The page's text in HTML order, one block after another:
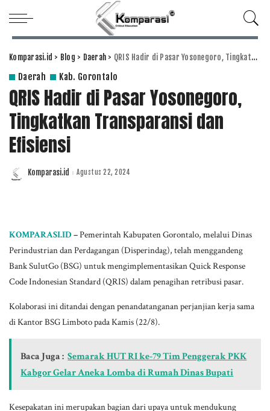
Komparasi.id > Blog > Daerah > QRIS Hadir di Pasar Yosonegoro, Tingkatkan Transparansi dan Efisiensi
Daerah Kab. Gorontalo
QRIS Hadir di Pasar Yosonegoro,
Tingkatkan Transparansi dan
Efisiensi
Posted
Komparasi.id Agustus 22, 2024
KOMPARASI.ID–Pemerintah Kabupaten Gorontalo, melalui Dinas
Perindustrian dan Perdagangan (Disperindag), telah menggandeng
Bank SulutGo (BSG) untuk mengimplementasikan Quick Response
Code Indonesian Standard (QRIS) dalam penagihan retribusi pasar.
Kolaborasi ini ditandai dengan penandatanganan perjanjian kerja sama
di Kantor BSG Limboto pada Kamis (22/8).
Baca Juga : Semarak HUT RI ke-79 Tim Penggerak PKK
Kabgor Gelar Aneka Lomba di Rumah Dinas Bupati
Kesepakatan ini merupakan bagian dari upaya untuk mendukung